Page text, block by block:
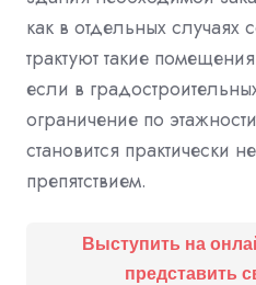
как в отдельных
трактуют такие
если в
ограничение по
становится практически
препятствием.
Выступить на
представить